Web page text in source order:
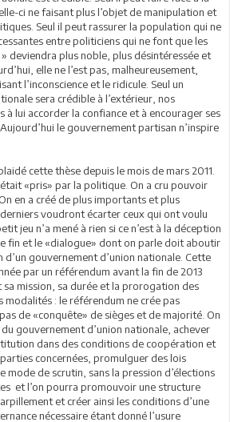
ci ne faisant plus l’objet de manipulation et
Seul il peut rassurer la population qui ne
entre politiciens qui ne font que les
deviendra plus noble, plus désintéressée et
elle ne l’est pas, malheureusement,
l’inconscience et le ridicule. Seul un
sera crédible à l’extérieur, nos
à lui accorder la confiance et à encourager ses
le gouvernement partisan n’inspire
cette thèse depuis le mois de mars 2011.
était «pris» par la politique. On a cru pouvoir
en a créé de plus importants et plus
voudront écarter ceux qui ont voulu
jeu n’a mené à rien si ce n’est à la déception
fin et le «dialogue» dont on parle doit aboutir
d’un gouvernement d’union nationale. Cette
par un référendum avant la fin de 2013
mission, sa durée et la prorogation des
modalités : le référendum ne crée pas
de «conquête» de sièges et de majorité. On
gouvernement d’union nationale, achever
dans des conditions de coopération et
concernées, promulguer des lois
mode de scrutin, sans la pression d’élections
et l’on pourra promouvoir une structure
et créer ainsi les conditions d’une
nécessaire étant donné l’usure